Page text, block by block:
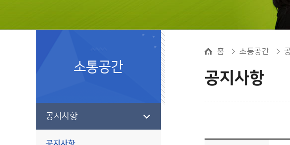
소통공간
공지사항
홈 소통공간
공지사항